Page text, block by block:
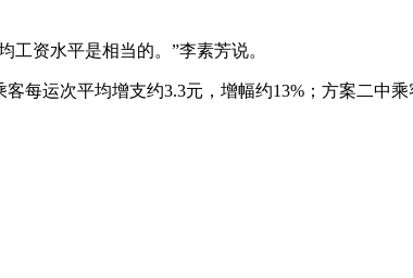
工资水平是相当的。”李素芳说。
每运次平均增支约3.3元，增幅约13%；方案二中乘